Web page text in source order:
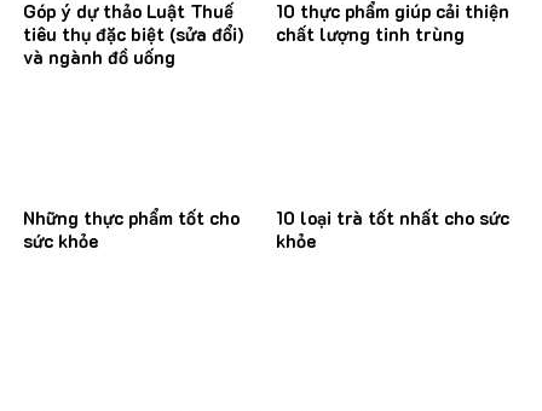
Góp ý dự thảo Luật Thuế
tiêu thụ đặc biệt (sửa đổi)
và ngành đồ uống
10 thực phẩm giúp cải thiện
chất lượng tinh trùng
Những thực phẩm tốt cho
sức khỏe
10 loại trà tốt nhất cho sức
khỏe